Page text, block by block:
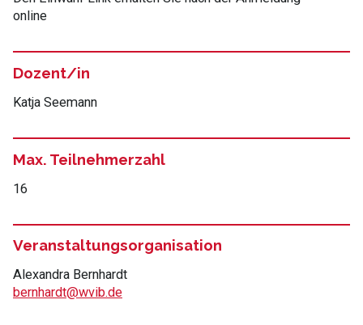
online
Dozent/in
Katja Seemann
Max. Teilnehmerzahl
16
Veranstaltungsorganisation
Alexandra Bernhardt
bernhardt@wvib.de